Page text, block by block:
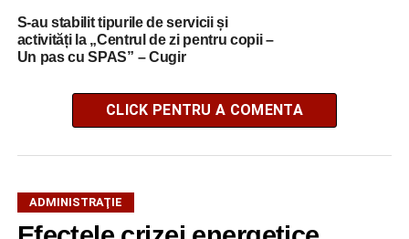
S-au stabilit tipurile de servicii și
activități la „Centrul de zi pentru copii –
Un pas cu SPAS” – Cugir
CLICK PENTRU A COMENTA
ADMINISTRAŢIE